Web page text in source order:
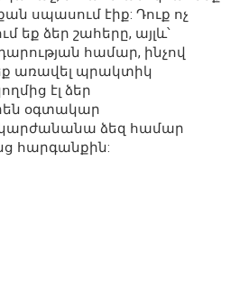
սպասում էիք: Դուք ոչ
եք ձեր շահերը, այլև՝
համար, ինչով
առավել պրակտիկ
էլ ձեր
օգտակար
կարժանանա ձեզ համար
հարգանքին: